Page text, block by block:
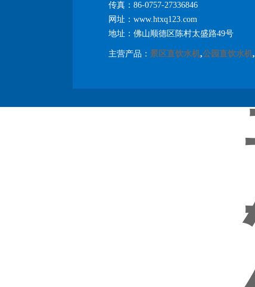
传真：86-0757-27336846
网址：www.htxq123.com
地址：佛山顺德区陈村太盛路49号
主营产品： 景区直饮水机,公园直饮水机,